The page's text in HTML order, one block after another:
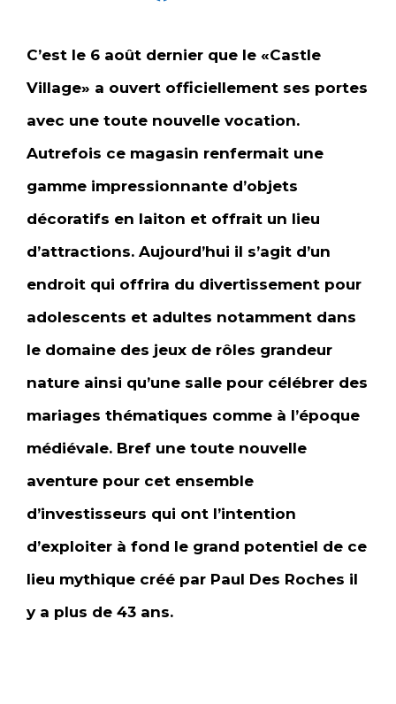
C’est le 6 août dernier que le «Castle
Village» a ouvert officiellement ses portes
avec une toute nouvelle vocation.
Autrefois ce magasin renfermait une
gamme impressionnante d’objets
décoratifs en laiton et offrait un lieu
d’attractions. Aujourd’hui il s’agit d’un
endroit qui offrira du divertissement pour
adolescents et adultes notamment dans
le domaine des jeux de rôles grandeur
nature ainsi qu’une salle pour célébrer des
mariages thématiques comme à l’époque
médiévale. Bref une toute nouvelle
aventure pour cet ensemble
d’investisseurs qui ont l’intention
d’exploiter à fond le grand potentiel de ce
lieu mythique créé par Paul Des Roches il
y a plus de 43 ans.